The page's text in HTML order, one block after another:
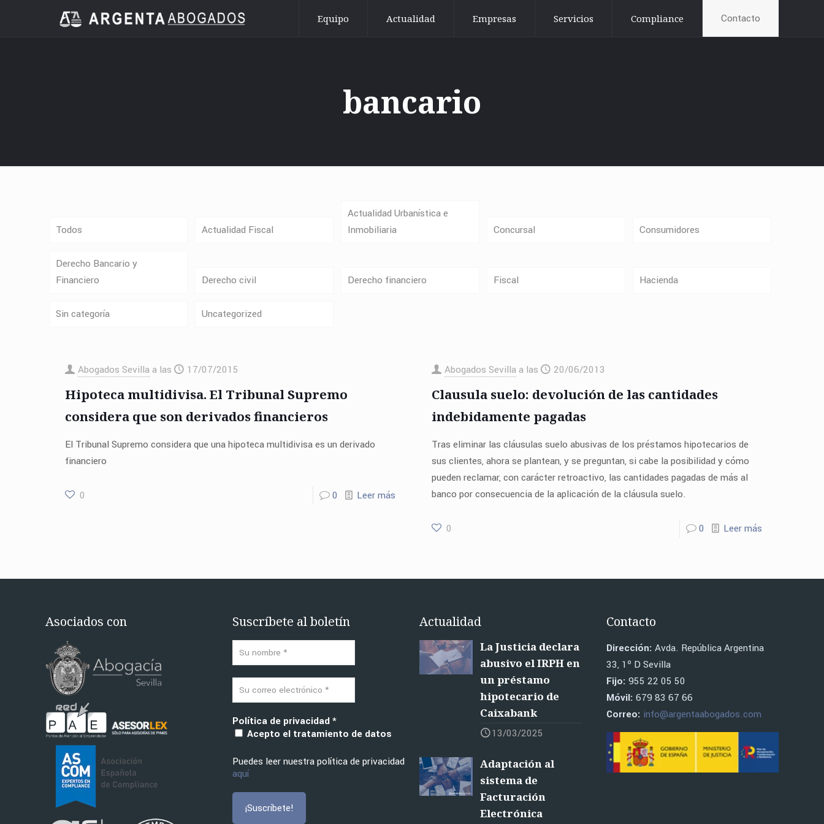
Equipo Actualidad Empresas Servicios Compliance Contacto
bancario
Todos Actualidad Fiscal
Actualidad Urbanística e
Inmobiliaria
Concursal Consumidores
Derecho Bancario y
Financiero
Derecho civil Derecho financiero Fiscal Hacienda
Sin categoría Uncategorized
Abogados Sevilla a las 17/07/2015
Hipoteca multidivisa. El Tribunal Supremo
considera que son derivados financieros
El Tribunal Supremo considera que una hipoteca multidivisa es un derivado
financiero
0 0 Leer más
Abogados Sevilla a las 20/06/2013
Clausula suelo: devolución de las cantidades
indebidamente pagadas
Tras eliminar las cláusulas suelo abusivas de los préstamos hipotecarios de
sus clientes, ahora se plantean, y se preguntan, si cabe la posibilidad y cómo
pueden reclamar, con carácter retroactivo, las cantidades pagadas de más al
banco por consecuencia de la aplicación de la cláusula suelo.
0 0 Leer más
Asociados con Suscríbete al boletín
Política de privacidad*
Acepto el tratamiento de datos
Puedes leer nuestra política de privacidad
aquí
Actualidad
La Justicia declara
abusivo el IRPH en
un préstamo
hipotecario de
Caixabank
13/03/2025
Adaptación al
sistema de
Facturación
Electrónica
Contacto
Dirección: Avda. República Argentina
33, 1º D Sevilla
Fijo: 955 22 05 50
Móvil: 679 83 67 66
Correo: info@argentaabogados.com